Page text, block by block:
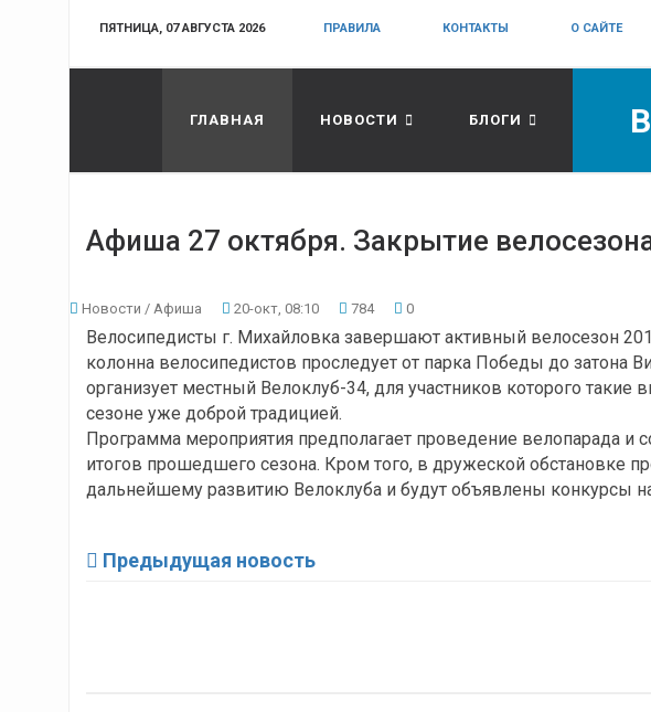
ПЯТНИЦА, 07 АВГУСТА 2026 ПРАВИЛА КОНТАКТЫ О САЙТЕ
ГЛАВНАЯ НОВОСТИ БЛОГИ
Афиша 27 октября. Закрытие
Новости / Афиша 20-окт, 08:10 784 0
Велосипедисты г. Михайловка завершают активный велосезон
колонна велосипедистов проследует от парка Победы до затона
организует местный Велоклуб-34, для участников которого
сезоне уже доброй традицией.
Программа мероприятия предполагает проведение велопарада и
итогов прошедшего сезона. Кром того, в дружеской обстановке
дальнейшему развитию Велоклуба и будут объявлены конкурсы
Предыдущая новость